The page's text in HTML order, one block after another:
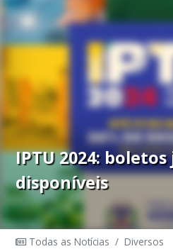
IPTU 2024:
disponíveis
Todas as Notícias / Diversos